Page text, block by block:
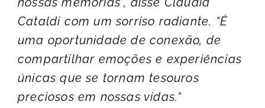
Cataldi com um sorriso radiante. “É
uma oportunidade de conexão, de
compartilhar emoções e experiências
únicas que se tornam tesouros
preciosos em nossas vidas.“